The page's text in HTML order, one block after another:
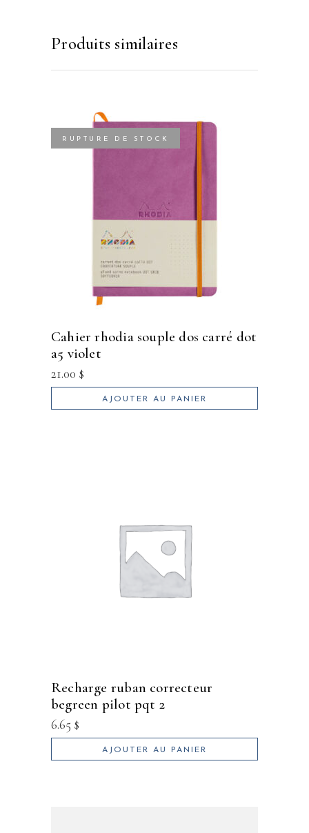
Produits similaires
RUPTURE DE STOCK
cahier rhodia souple dos carré dot
a5 violet
21.00 $
AJOUTER AU PANIER
recharge ruban correcteur
begreen pilot pqt 2
6.65 $
AJOUTER AU PANIER